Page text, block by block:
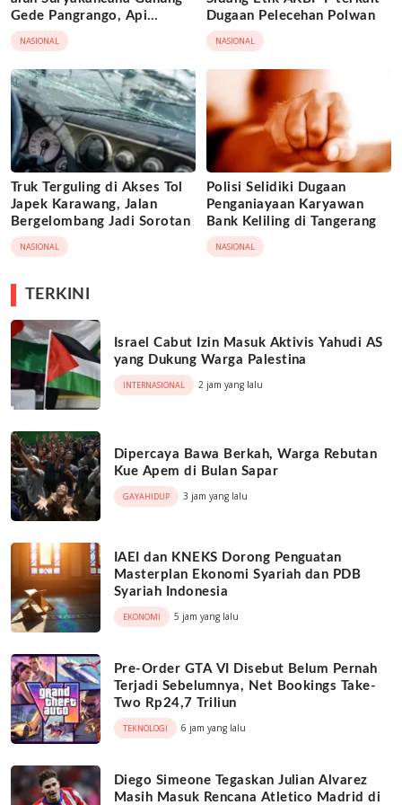
Gede Pangrango, Api
Berhasil Dipadamka
NASIONAL
Dugaan Pelecehan Polwan
NASIONAL
Truk Terguling di Akses Tol
Japek Karawang, Jalan
Bergelombang Jadi Sorotan
NASIONAL
Polisi Selidiki Dugaan
Penganiayaan Karyawan
Bank Keliling di Tangerang
NASIONAL
TERKINI
Israel Cabut Izin Masuk Aktivis Yahudi AS
yang Dukung Warga Palestina
INTERNASIONAL 2 jam yang lalu
Dipercaya Bawa Berkah, Warga Rebutan
Kue Apem di Bulan Sapar
GAYAHIDUP 3 jam yang lalu
IAEI dan KNEKS Dorong Penguatan
Masterplan Ekonomi Syariah dan PDB
Syariah Indonesia
EKONOMI 5 jam yang lalu
Pre-Order GTA VI Disebut Belum Pernah
Terjadi Sebelumnya, Net Bookings Take-
Two Rp24,7 Triliun
TEKNOLOGI 6 jam yang lalu
Diego Simeone Tegaskan Julian Alvarez
Masih Masuk Rencana Atletico Madrid di